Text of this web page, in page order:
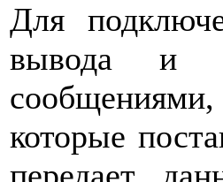
Для
вывода и
которые